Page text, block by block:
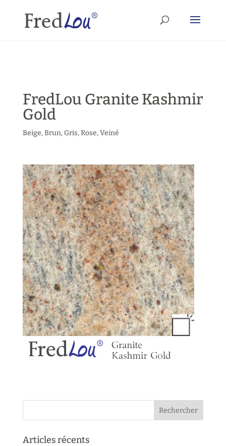
FredLou Granite Kashmir
Gold
Beige,Brun,Gris,Rose,Veiné
Articles récents